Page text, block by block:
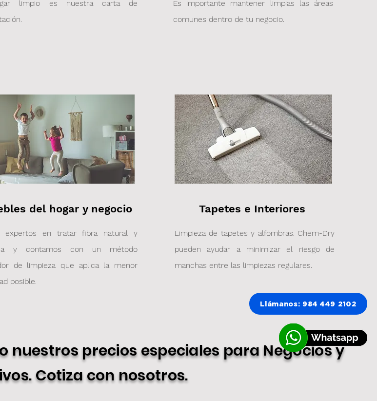
Llámanos: 984 449 2102
limpio es nuestra carta de
Es importante mantener limpias las áreas
comunes dentro de tu negocio.
Llámanos: 984 449 2102
del hogar y negocio
expertos en tratar fibra natural y
y contamos con un método
de limpieza que aplica la menor
posible.
Llámanos: 984 449 2102
Tapetes e Interiores
Limpieza de tapetes y alfombras. Chem-Dry
pueden ayudar a minimizar el riesgo de
manchas entre las limpiezas regulares.
precios especiales para Negocios y
Cotiza con nosotros.